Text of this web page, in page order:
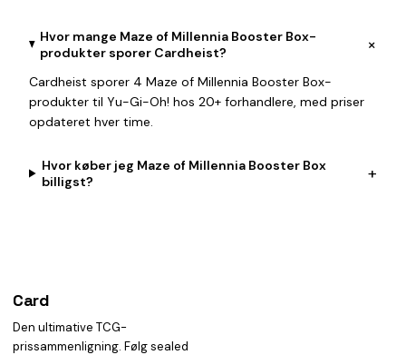
Hvor mange Maze of Millennia Booster Box-
produkter sporer Cardheist?
+
Cardheist sporer 4 Maze of Millennia Booster Box-
produkter til Yu-Gi-Oh! hos 20+ forhandlere, med priser
opdateret hver time.
Hvor køber jeg Maze of Millennia Booster Box
billigst?
+
Card
Den ultimative TCG-
prissammenligning. Følg sealed